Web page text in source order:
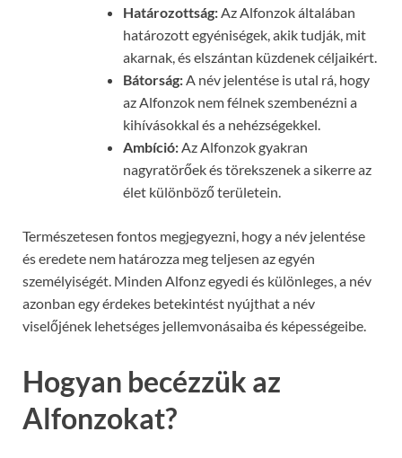
Határozottság:Az Alfonzok általában
határozott egyéniségek, akik tudják, mit
akarnak, és elszántan küzdenek céljaikért.
Bátorság:A név jelentése is utal rá, hogy
az Alfonzok nem félnek szembenézni a
kihívásokkal és a nehézségekkel.
Ambíció:Az Alfonzok gyakran
nagyratörőek és törekszenek a sikerre az
élet különböző területein.
Természetesen fontos megjegyezni, hogy a név jelentése
és eredete nem határozza meg teljesen az egyén
személyiségét. Minden Alfonz egyedi és különleges, a név
azonban egy érdekes betekintést nyújthat a név
viselőjének lehetséges jellemvonásaiba és képességeibe.
Hogyan becézzük az
Alfonzokat?